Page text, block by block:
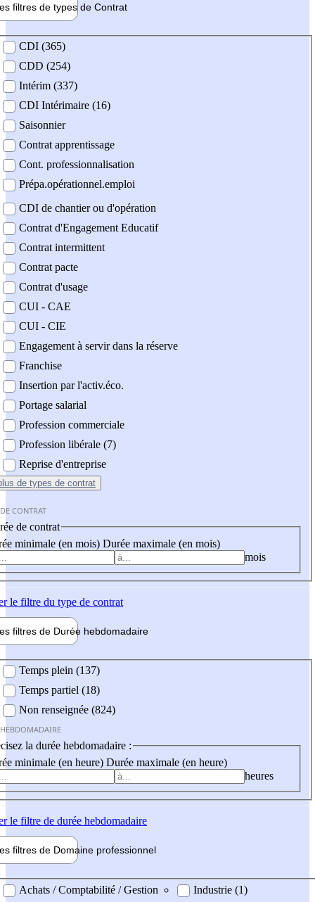
filtres de types de Contrat
contrat
CDI (365)
CDD (254)
Intérim (337)
CDI Intérimaire (16)
Saisonnier
Contrat apprentissage
Cont. professionnalisation
Prépa.opérationnel.emploi
CDI de chantier ou d'opération
Contrat d'Engagement Educatif
Contrat intermittent
Contrat pacte
Contrat d'usage
CUI - CAE
CUI - CIE
Engagement à servir dans la réserve
Franchise
Insertion par l'activ.éco.
Portage salarial
Profession commerciale
Profession libérale (7)
Reprise d'entreprise
de types de contrat
CONTRAT
de contrat
minimale (en mois) Durée maximale (en mois)
mois
le filtre du type de contrat
filtres de Durée hebdomadaire
Temps plein (137)
Temps partiel (18)
Non renseignée (824)
la durée hebdomadaire :
minimale (en heure) Durée maximale (en heure)
heures
le filtre de durée hebdomadaire
filtres de Domaine professionnel
professionel
Achats / Comptabilité / Gestion
Industrie (1)